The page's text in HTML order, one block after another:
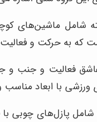
شامل ماشین‌های
که به حرکت و
فعالیت و جنب
ورزشی با ابعاد
شامل پازل‌های چوبی